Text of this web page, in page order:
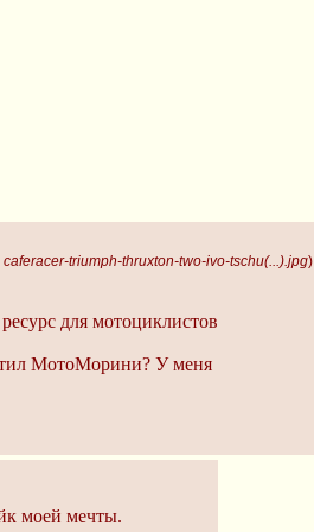
triumph-thruxton-two-ivo-tschu(...).jpg)
для мотоциклистов
МотоМорини? У меня
моей мечты.